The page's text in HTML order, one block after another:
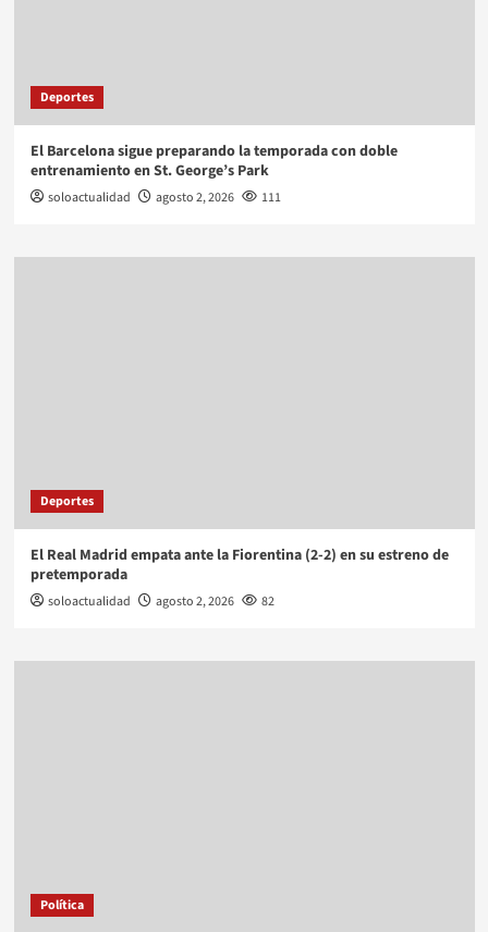
Deportes
El Barcelona sigue preparando la temporada con doble
entrenamiento en St. George’s Park
soloactualidad agosto 2, 2026 111
Deportes
El Real Madrid empata ante la Fiorentina (2-2) en su estreno de
pretemporada
soloactualidad agosto 2, 2026 82
Política